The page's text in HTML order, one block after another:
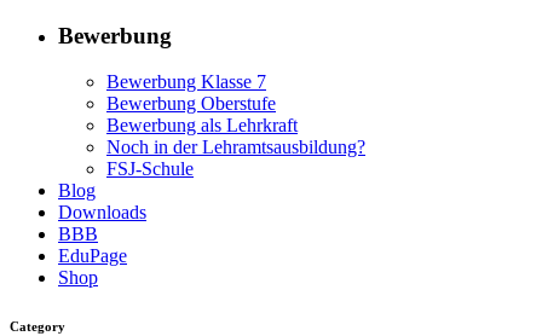
Bewerbung
Bewerbung Klasse 7
Bewerbung Oberstufe
Bewerbung als Lehrkraft
Noch in der Lehramtsausbildung?
FSJ-Schule
Blog
Downloads
BBB
EduPage
Shop
Category